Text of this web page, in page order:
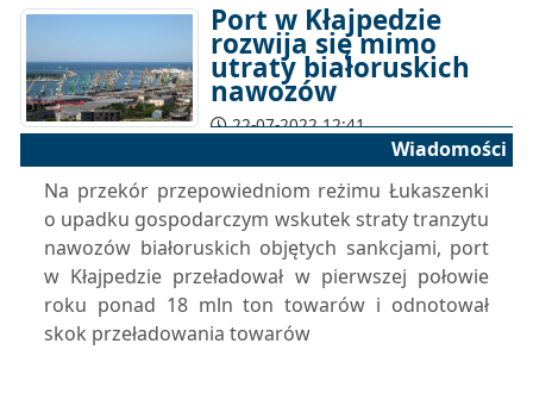
Port w Kłajpedzie
rozwija się mimo
utraty białoruskich
nawozów
22-07-2022 12:41
Wiadomości
Na przekór przepowiedniom reżimu Łukaszenki
o upadku gospodarczym wskutek straty tranzytu
nawozów białoruskich objętych sankcjami, port
w Kłajpedzie przeładował w pierwszej połowie
roku ponad 18 mln ton towarów i odnotował
skok przeładowania towarów